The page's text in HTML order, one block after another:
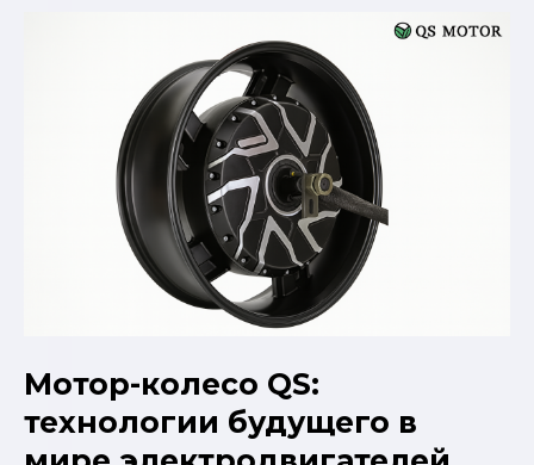
Мотор-колесо QS:
технологии будущего в